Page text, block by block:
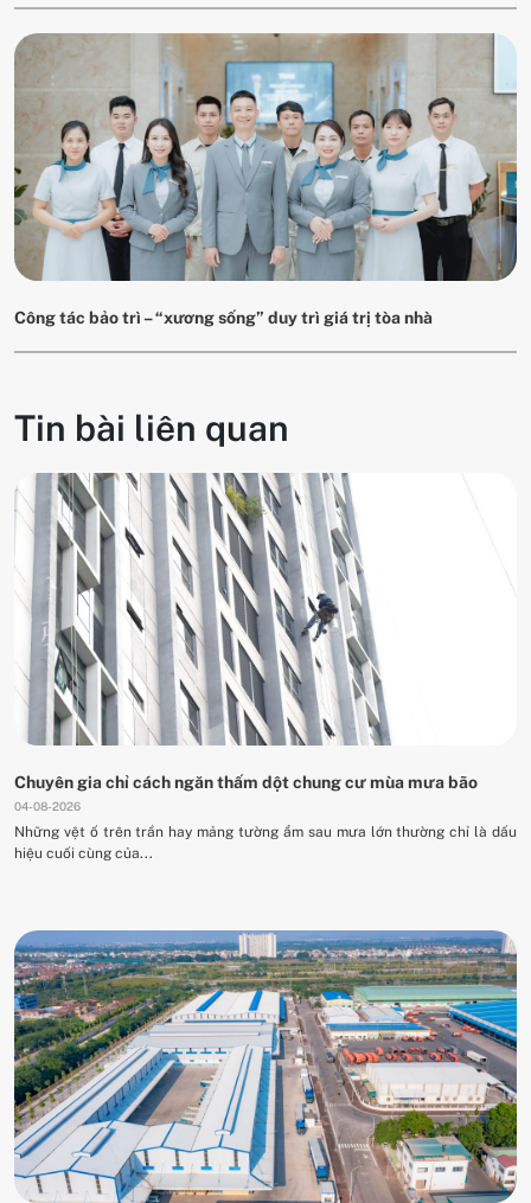
Công tác bảo trì – “xương sống” duy trì giá trị tòa nhà
Tin bài liên quan
Chuyên gia chỉ cách ngăn thấm dột chung cư mùa mưa bão
04-08-2026
Những vệt ố trên trần hay mảng tường ẩm sau mưa lớn thường chỉ là dấu
hiệu cuối cùng của...